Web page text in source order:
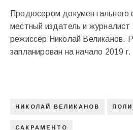
Продюсером документального
местный издатель и журналист
режиссер Николай Великанов.
запланирован на начало 2019 г.
НИКОЛАЙ ВЕЛИКАНОВ
САКРАМЕНТО